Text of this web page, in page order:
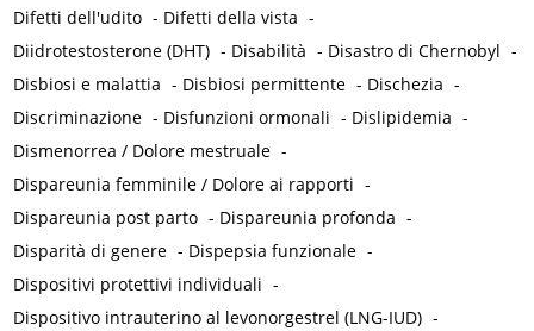
Difetti dell'udito - Difetti della vista -
Diidrotestosterone (DHT) - Disabilità - Disastro di Chernobyl -
Disbiosi e malattia - Disbiosi permittente - Dischezia -
Discriminazione - Disfunzioni ormonali - Dislipidemia -
Dismenorrea / Dolore mestruale -
Dispareunia femminile / Dolore ai rapporti -
Dispareunia post parto - Dispareunia profonda -
Disparità di genere - Dispepsia funzionale -
Dispositivi protettivi individuali -
Dispositivo intrauterino al levonorgestrel (LNG-IUD) -